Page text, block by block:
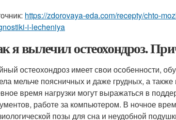
https://zdorovaya-eda.com/recepty/chto-
i-lecheniya
я вылечил остеохондроз.
остеохондроз имеет свои особенности,
мельче поясничных и даже грудных, а
время нагрузки могут выражаться в
работе за компьютером. В ночное
позы для сна и неудобной